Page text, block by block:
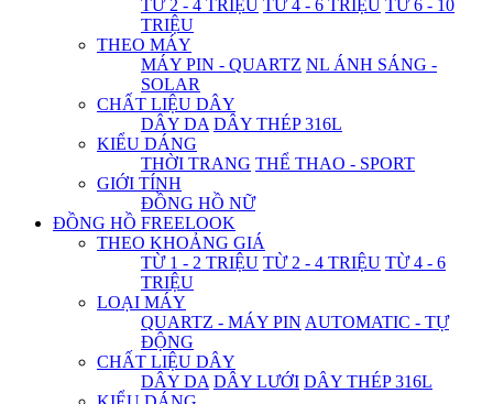
TỪ 2 - 4 TRIỆU TỪ 4 - 6 TRIỆU TỪ 6 - 10
TRIỆU
THEO MÁY
MÁY PIN - QUARTZ NL ÁNH SÁNG -
SOLAR
CHẤT LIỆU DÂY
DÂY DA DÂY THÉP 316L
KIỂU DÁNG
THỜI TRANG THỂ THAO - SPORT
GIỚI TÍNH
ĐỒNG HỒ NỮ
ĐỒNG HỒ FREELOOK
THEO KHOẢNG GIÁ
TỪ 1 - 2 TRIỆU TỪ 2 - 4 TRIỆU TỪ 4 - 6
TRIỆU
LOẠI MÁY
QUARTZ - MÁY PIN AUTOMATIC - TỰ
ĐỘNG
CHẤT LIỆU DÂY
DÂY DA DÂY LƯỚI DÂY THÉP 316L